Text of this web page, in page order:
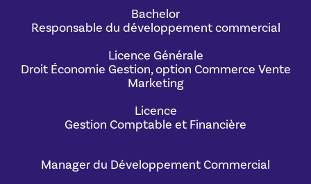
Bachelor
Responsable du développement commercial
Licence Générale
Droit Économie Gestion, option Commerce Vente
Marketing
Licence
Gestion Comptable et Financière
Manager du Développement Commercial